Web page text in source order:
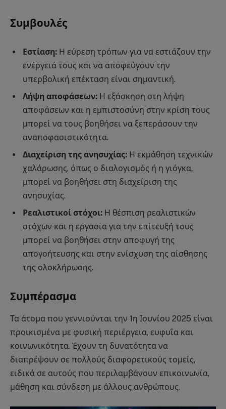
Συμβουλές
Εστίαση: Η εύρεση τρόπων για να εστιάζουν την
ενέργειά τους και να αποφεύγουν την
υπερβολική επέκταση είναι σημαντική.
Λήψη αποφάσεων: Η εξάσκηση στη λήψη
αποφάσεων και η εμπιστοσύνη στην κρίση τους
μπορεί να τους βοηθήσει να ξεπεράσουν την
αναποφασιστικότητα.
Διαχείριση της ανησυχίας: Η εκμάθηση τεχνικών
χαλάρωσης, όπως ο διαλογισμός ή η γιόγκα,
μπορεί να βοηθήσει στη διαχείριση της
ανησυχίας.
Ρεαλιστικοί στόχοι: Η θέσπιση ρεαλιστικών
στόχων και η εργασία για την επίτευξή τους
μπορεί να βοηθήσει στην αποφυγή της
απογοήτευσης και στην ενίσχυση της αίσθησης
της ολοκλήρωσης.
Συμπέρασμα
Τα άτομα που γεννιούνται την 1η Ιουνίου 2025 είναι
προικισμένα με φυσική περιέργεια, ευφυΐα και
κοινωνικότητα. Έχουν τη δυνατότητα να
διαπρέψουν σε πολλούς διαφορετικούς τομείς,
ειδικά σε αυτούς που περιλαμβάνουν επικοινωνία,
μάθηση και σύνδεση με άλλους ανθρώπους.